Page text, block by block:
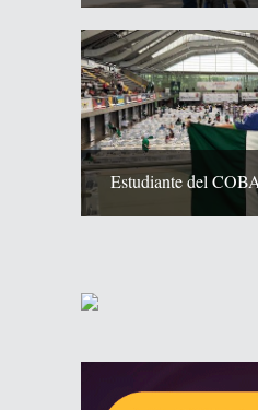
Estudiante del